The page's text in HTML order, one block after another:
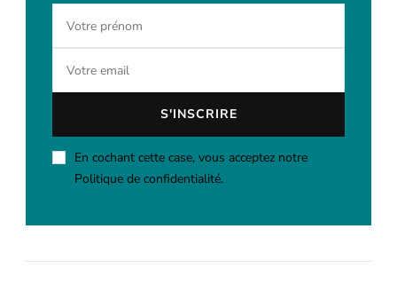
En cochant cette case, vous acceptez notre
Politique de confidentialité.